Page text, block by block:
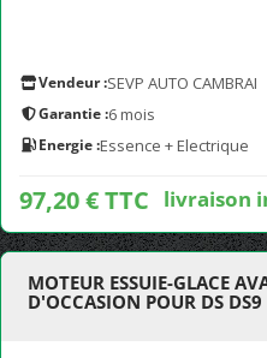
Vendeur :SEVP AUTO CAMBRAI
Garantie :6 mois
Energie :Essence + Electrique
97,20 € TTC livraison
MOTEUR ESSUIE-GLACE
D'OCCASION POUR DS DS9